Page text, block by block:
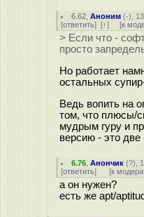
6.62 ,Аноним (-),
[ответить] [↑] [к
> Если что -
просто
Но работает
остальных
Ведь вопить на
том, что плюсы/
мудрым гуру и
версию - это
6.76 ,Анончик (?),
[ответить] [к
а он нужен?
есть же apt/